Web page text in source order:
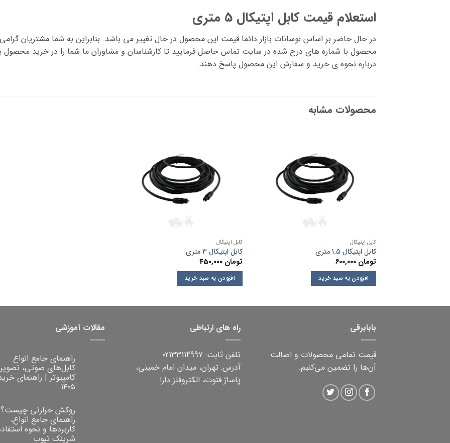
استعلام قیمت کابل اپتیکال 5 متری
در حال حاضر بر اساس نوسانات بازار دائما قیمت این محصول در حال تغییر می باشد. بنابراین به شما مشتریان
محصول با شماره های درج شده در سایت تماس حاصل فرمایید تا کارشناسان و مشاوران ما شما را در خرید محصول
درباره نحوه ی خرید و سفارش این محصول پاسخ دهند.
محصولات مشابه
کابل اپتیکال
کابل اپتیکال 1.5 متری
تومان
افزودن به سبد خرید
کابل اپتیکال
کابل اپتیکال 3 متری
تومان 450,000
افزودن به سبد خرید
بابابرقی
قیمت تمامی محصولات و اصالت
آن‌ها را تضمین می‌کنیم.
راه های ارتباطی
تلفن ثابت: 02133114997
آدرس: تهران، میدان امام خمینی،
پاساژ فتوت، الکتروفلز دارا
مقالات آموزشی
راهنمای جامع انواع
کابل‌های صوتی،
کامپیوتر | راهنمای
۱۴۰۵
برای
راهنمای
جامع
انواع
کابل‌های
ثبت
نشده
روکش حرارتی چیست؟
راهنمای جامع انواع،
کاربردها و نحوه
شرینک تیوب